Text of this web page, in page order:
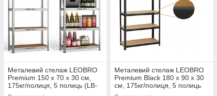
Металевий стелаж LEOBRO
Premium 150 х 70 х 30 см,
175кг/полиця, 5 полиць (LB-
R112)
Металевий стелаж LEOBRO
Premium Black 180 х 90 х 30
см, 175кг/полиця, 5 полиць
(LB-R114)